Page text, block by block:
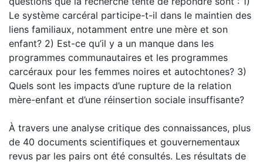
Le système carcéral participe-t-il dans le maintien des
liens familiaux, notamment entre une mère et son
enfant? 2) Est-ce qu’il y a un manque dans les
programmes communautaires et les programmes
carcéraux pour les femmes noires et autochtones? 3)
Quels sont les impacts d’une rupture de la relation
mère-enfant et d’une réinsertion sociale insuffisante?
À travers une analyse critique des connaissances, plus
de 40 documents scientifiques et gouvernementaux
revus par les pairs ont été consultés. Les résultats de